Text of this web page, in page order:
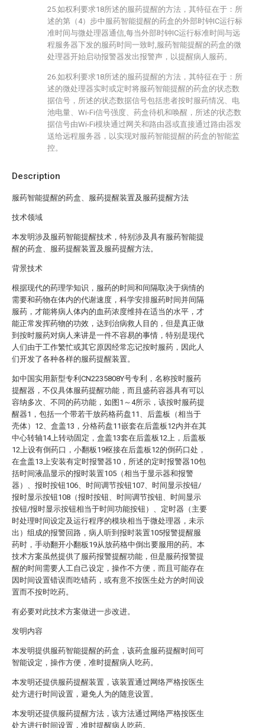
Description
服药智能提醒的药盒、服药提醒装置及服药提醒方法
技术领域
本发明涉及服药智能提醒技术，特别涉及具有服药智能提
醒的药盒、服药提醒装置及服药提醒方法。
背景技术
根据现代的药理学知识，服药的时间和间隔取决于病情的
需要和药物在体内的代谢速度，科学安排服药时间并间隔
服药，才能将病人体内的血药浓度维持在适当的水平，才
能正常发挥药物的功效，达到治病救人目的，但是真正做
到按时服药对病人来讲是一件不容易的事情，特别是现代
人们由于工作繁忙或其它原因经常忘记按时服药，因此人
们开发了各种各样的服药提醒装置。
如中国实用新型专利CN2235808Y号专利，名称按时服药
提醒器，不仅具体服药提醒功能，而且盛药容器具有可以
容纳多次、不同的药功能，如图1～4所示，该按时服药提
醒器1，包括一个带若干放药格药盘11、后盖板（相当于
壳体）12、盒盖13，分格药盘11嵌套在后盖板12内并在其
中心转轴14上转动固定，盒盖13套在后盖板12上，后盖板
12上设有倒药口，小翻板19枢接在后盖板12的倒药口处，
在盒盖13上安装有定时报警器10，所述的定时报警器10包
括时间液晶显示的报时装置105（相当于显示器和报警
器）、报时按钮106、时间调节按钮107、时间显示按钮/
报时显示按钮108（报时按钮、时间调节按钮、时间显示
按钮/报时显示按钮相当于时间功能按钮）、定时器（主要
时处理时间设定及运行程序的模块相当于微处理器，未示
出）组成的报警回路，病人听到报时装置105报警提醒服
药时，手动翻开小翻板19从放药格中倒出要服用的药。本
技术方案虽然提供了服药报警提醒功能，但是服药报警提
醒的时间需要人工自己设定，操作不方便，而且可能存在
因时间设置错误而吃错药，或有意不按医生处方的时间设
置而不按时吃药。
有必要对此技术方案做进一步改进。
发明内容
本发明提供服药智能提醒的药盒，该药盒服药提醒时间可
智能设定，操作方便，准时提醒病人吃药。
本发明还提供服药提醒装置，该装置通过网络严格按医生
处方进行时间设置，避免人为的随意设置。
本发明还提供服药提醒方法，该方法通过网络严格按医生
处方进行时间设置，准时提醒病人吃药。
25.如权利要求18所述的服药提醒的方法，其特征在于：所
述的第（4）步中服药智能提醒的药盒的外部时钟IC运行标
准时间与微处理器通信,每当外部时钟IC运行标准时间与远
程服务器下发的服药时间一致时,服药智能提醒的药盒的微
处理器开始启动报警器发出报警声，以提醒病人服药。
26.如权利要求18所述的服药提醒的方法，其特征在于：所
述的微处理器实时或定时将服药智能提醒的药盒的状态数
据信号，所述的状态数据信号包括患者按时服药情况、电
池电量、Wi-Fi信号强度、药盒待机和唤醒，所述的状态数
据信号由Wi-Fi模块通过网关和路由器或直接通过路由器发
送给远程服务器，以实现对服药智能提醒的药盒的智能监
控。